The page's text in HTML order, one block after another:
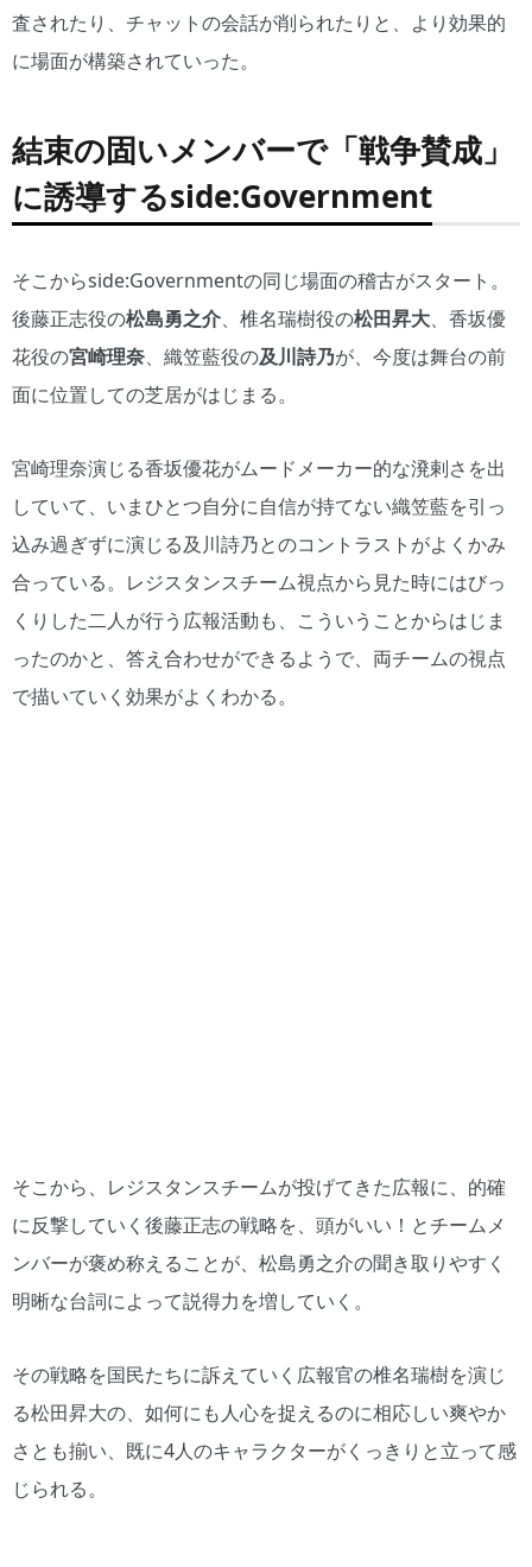
査されたり、チャットの会話が削られたりと、より効果的
に場面が構築されていった。
結束の固いメンバーで「戦争賛成」
に誘導するside:Government
そこからside:Governmentの同じ場面の稽古がスタート。
後藤正志役の松島勇之介、椎名瑞樹役の松田昇大、香坂優
花役の宮崎理奈、織笠藍役の及川詩乃が、今度は舞台の前
面に位置しての芝居がはじまる。
宮崎理奈演じる香坂優花がムードメーカー的な溌剌さを出
していて、いまひとつ自分に自信が持てない織笠藍を引っ
込み過ぎずに演じる及川詩乃とのコントラストがよくかみ
合っている。レジスタンスチーム視点から見た時にはびっ
くりした二人が行う広報活動も、こういうことからはじま
ったのかと、答え合わせができるようで、両チームの視点
で描いていく効果がよくわかる。
そこから、レジスタンスチームが投げてきた広報に、的確
に反撃していく後藤正志の戦略を、頭がいい！とチームメ
ンバーが褒め称えることが、松島勇之介の聞き取りやすく
明晰な台詞によって説得力を増していく。
その戦略を国民たちに訴えていく広報官の椎名瑞樹を演じ
る松田昇大の、如何にも人心を捉えるのに相応しい爽やか
さとも揃い、既に4人のキャラクターがくっきりと立って感
じられる。